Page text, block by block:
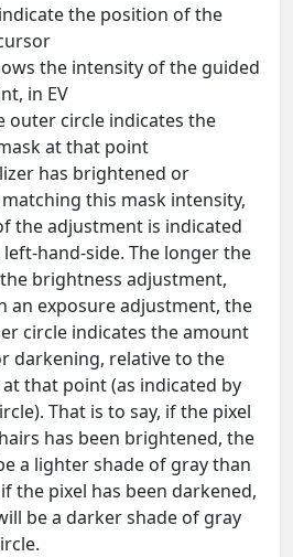
the position of the
the intensity of the guided
in EV
outer circle indicates the
at that point
has brightened or
this mask intensity,
the adjustment is indicated
hand-side. The longer the
brightness adjustment,
an exposure adjustment, the
circle indicates the amount
darkening, relative to the
at that point (as indicated by
That is to say, if the pixel
has been brightened, the
a lighter shade of gray than
the pixel has been darkened,
be a darker shade of gray